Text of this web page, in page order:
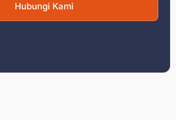
Hubungi Kami